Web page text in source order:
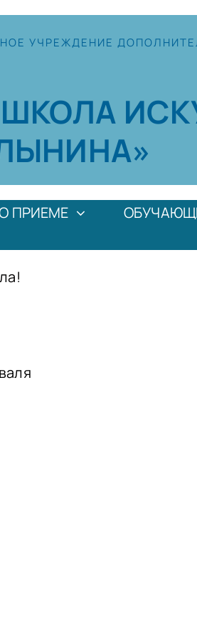
УЧРЕЖДЕНИЕ
ШКОЛА
ПРИЕМЕ